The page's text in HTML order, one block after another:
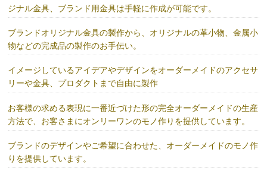
ジナル金具、ブランド用金具は手軽に作成が可能です。
ブランドオリジナル金具の製作から、オリジナルの革小物、金属小
物などの完成品の製作のお手伝い。
イメージしているアイデアやデザインをオーダーメイドのアクセサ
リーや金具、プロダクトまで自由に製作
お客様の求める表現に一番近づけた形の完全オーダーメイドの生産
方法で、お客さまにオンリーワンのモノ作りを提供しています。
ブランドのデザインやご希望に合わせた、オーダーメイドのモノ作
りを提供しています。